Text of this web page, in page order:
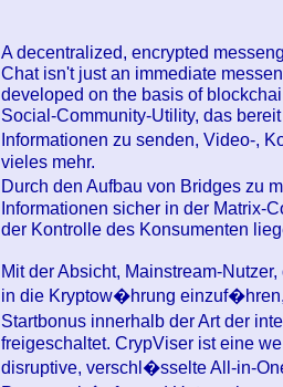
A decentralized, encrypted
Chat isn't just an immediate
developed on the basis of
Social-Community-Utility, das
Informationen zu senden, Video-,
vieles mehr.
Durch den Aufbau von Bridges zu
Informationen sicher in der Matrix-
der Kontrolle des Konsumenten
Mit der Absicht, Mainstream-
in die Kryptow�hrung
Startbonus innerhalb der Art der
freigeschaltet. CrypViser ist eine
disruptive, verschl�sselte All-in-